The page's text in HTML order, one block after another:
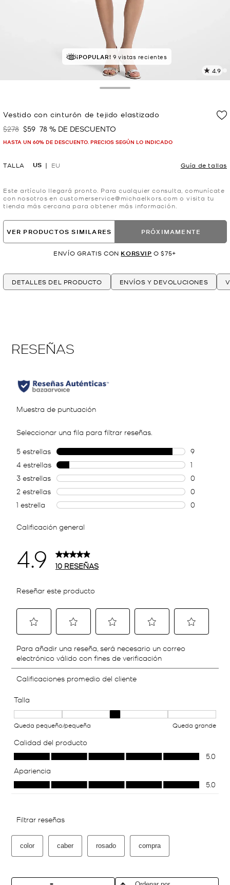
MEJOR VALORADO el 90% le da 5 estrellas
¡POPULAR! 9 vistas recientes
4.9
Vestido con cinturón de tejido elastizado
Era
$278 Ahora
$59 78 % DE DESCUENTO
HASTA UN 60% DE DESCUENTO. PRECIOS SEGÚN LO INDICADO
TALLA US EU Guía de tallas
Este artículo llegará pronto. Para cualquier consulta, comunícate
con nosotros en customerservice@michaelkors.com o visita tu
tienda más cercana para obtener más información.
VER PRODUCTOS SIMILARES PRÓXIMAMENTE
ENVÍO GRATIS CON KORSVIP O $75+
DETALLES DEL PRODUCTO ENVÍOS Y DEVOLUCIONES